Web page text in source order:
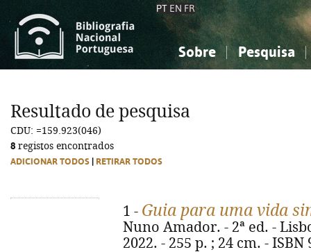
PT EN FR
Sobre Pesquisa
Ciências sociais...
Ciências sociais...
Resultado de pesquisa
CDU: =159.923(046)
8 registos encontrados
ADICIONAR TODOS RETIRAR TODOS
1 - Guia para uma vida
Nuno Amador. - 2ª ed. -
2022. - 255 p. ; 24 cm. - ISBN